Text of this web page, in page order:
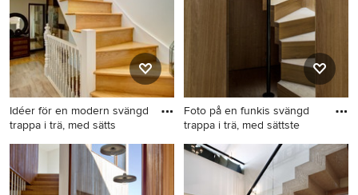
Idéer för en modern svängd
trappa i trä, med sätts
Idéer för en modern svängd
trappa i trä, med sättsteg i trä
Foto på en funkis svängd
trappa i trä, med sättste
Foto på en funkis svängd
trappa i trä, med sättsteg i trä